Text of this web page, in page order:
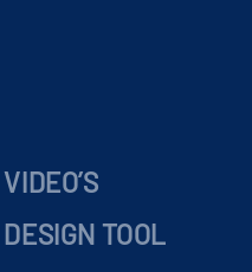
VIDEO’S
DESIGN TOOL